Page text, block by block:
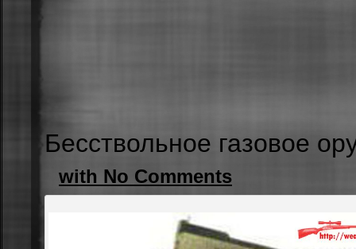
Бесствольное газовое
with No Comments